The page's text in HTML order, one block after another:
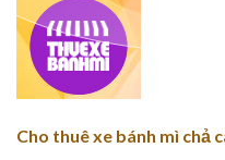
Cho thuê xe bánh mì chả